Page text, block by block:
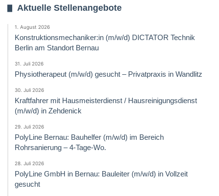
Aktuelle Stellenangebote
1. August 2026
Konstruktionsmechaniker:in (m/w/d) DICTATOR Technik
Berlin am Standort Bernau
31. Juli 2026
Physiotherapeut (m/w/d) gesucht – Privatpraxis in Wandlitz
30. Juli 2026
Kraftfahrer mit Hausmeisterdienst / Hausreinigungsdienst
(m/w/d) in Zehdenick
29. Juli 2026
PolyLine Bernau: Bauhelfer (m/w/d) im Bereich
Rohrsanierung – 4-Tage-Wo.
28. Juli 2026
PolyLine GmbH in Bernau: Bauleiter (m/w/d) in Vollzeit
gesucht